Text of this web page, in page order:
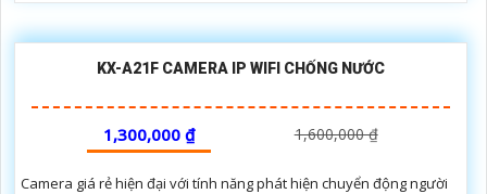
KX-A21F CAMERA IP WIFI CHỐNG NƯỚC
1,300,000 ₫ 1,600,000 ₫
Camera giá rẻ hiện đại với tính năng phát hiện chuyển động người